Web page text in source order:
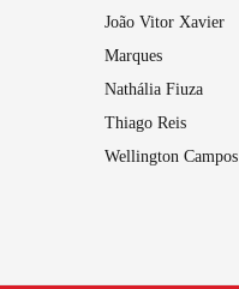
João Vitor Xavier
Marques
Nathália Fiuza
Thiago Reis
Wellington Campos